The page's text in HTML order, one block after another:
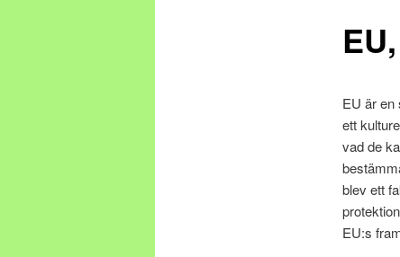
EU är en
ett
vad de
blev ett
EU:s